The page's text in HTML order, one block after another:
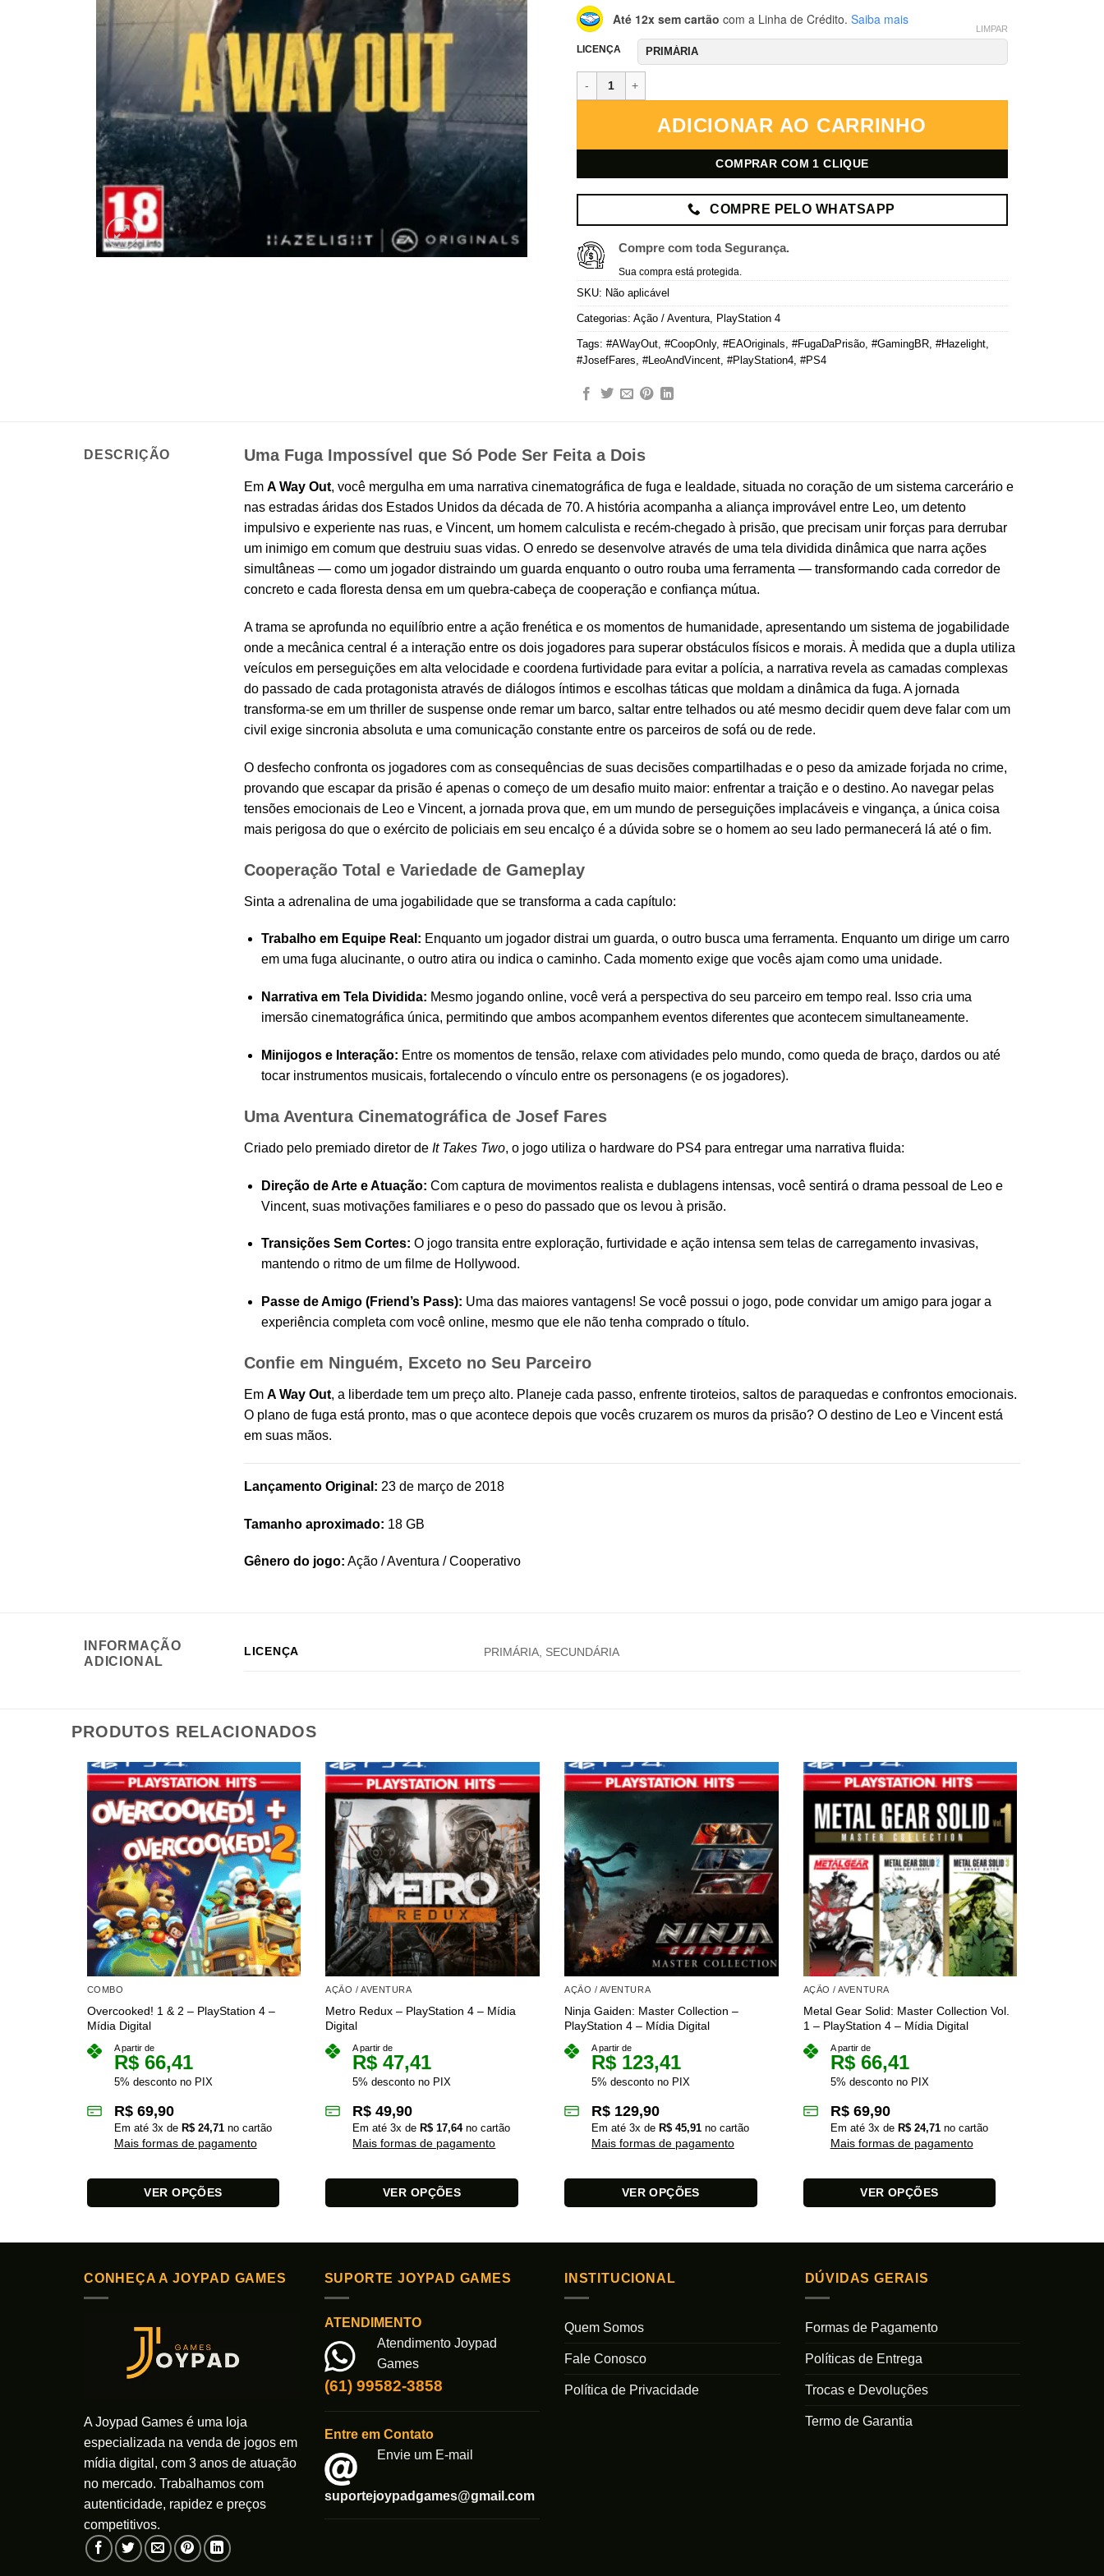
Até 12x sem cartão com a Linha de Crédito. Saiba mais
LICENÇA
LIMPAR
A Way Out – PlayStation 4 – Mídia Digital quantidade
ADICIONAR AO CARRINHO
COMPRAR COM 1 CLIQUE
COMPRE PELO WHATSAPP
Compre com toda Segurança.
Sua compra está protegida.
SKU: Não aplicável
Categorias: Ação / Aventura PlayStation 4
Tags: #AWayOut #CoopOnly, #EAOriginals #FugaDaPrisão #GamingBR #Hazelight
#JosefFares #LeoAndVincent #PlayStation4 #PS4
DESCRIÇÃO Uma Fuga Impossível que Só Pode Ser Feita a Dois
Em A Way Out, você mergulha em uma narrativa cinematográfica de fuga e lealdade, situada no coração de um sistema carcerário e
nas estradas áridas dos Estados Unidos da década de 70. A história acompanha a aliança improvável entre Leo, um detento
impulsivo e experiente nas ruas, e Vincent, um homem calculista e recém-chegado à prisão, que precisam unir forças para derrubar
um inimigo em comum que destruiu suas vidas. O enredo se desenvolve através de uma tela dividida dinâmica que narra ações
simultâneas — como um jogador distraindo um guarda enquanto o outro rouba uma ferramenta — transformando cada corredor de
concreto e cada floresta densa em um quebra-cabeça de cooperação e confiança mútua.
A trama se aprofunda no equilíbrio entre a ação frenética e os momentos de humanidade, apresentando um sistema de jogabilidade
onde a mecânica central é a interação entre os dois jogadores para superar obstáculos físicos e morais. À medida que a dupla utiliza
veículos em perseguições em alta velocidade e coordena furtividade para evitar a polícia, a narrativa revela as camadas complexas
do passado de cada protagonista através de diálogos íntimos e escolhas táticas que moldam a dinâmica da fuga. A jornada
transforma-se em um thriller de suspense onde remar um barco, saltar entre telhados ou até mesmo decidir quem deve falar com um
civil exige sincronia absoluta e uma comunicação constante entre os parceiros de sofá ou de rede.
O desfecho confronta os jogadores com as consequências de suas decisões compartilhadas e o peso da amizade forjada no crime,
provando que escapar da prisão é apenas o começo de um desafio muito maior: enfrentar a traição e o destino. Ao navegar pelas
tensões emocionais de Leo e Vincent, a jornada prova que, em um mundo de perseguições implacáveis e vingança, a única coisa
mais perigosa do que o exército de policiais em seu encalço é a dúvida sobre se o homem ao seu lado permanecerá lá até o fim.
Cooperação Total e Variedade de Gameplay
Sinta a adrenalina de uma jogabilidade que se transforma a cada capítulo:
Trabalho em Equipe Real: Enquanto um jogador distrai um guarda, o outro busca uma ferramenta. Enquanto um dirige um carro
em uma fuga alucinante, o outro atira ou indica o caminho. Cada momento exige que vocês ajam como uma unidade.
Narrativa em Tela Dividida: Mesmo jogando online, você verá a perspectiva do seu parceiro em tempo real. Isso cria uma
imersão cinematográfica única, permitindo que ambos acompanhem eventos diferentes que acontecem simultaneamente.
Minijogos e Interação: Entre os momentos de tensão, relaxe com atividades pelo mundo, como queda de braço, dardos ou até
tocar instrumentos musicais, fortalecendo o vínculo entre os personagens (e os jogadores).
Uma Aventura Cinematográfica de Josef Fares
Criado pelo premiado diretor de It Takes Two, o jogo utiliza o hardware do PS4 para entregar uma narrativa fluida:
Direção de Arte e Atuação: Com captura de movimentos realista e dublagens intensas, você sentirá o drama pessoal de Leo e
Vincent, suas motivações familiares e o peso do passado que os levou à prisão.
Transições Sem Cortes: O jogo transita entre exploração, furtividade e ação intensa sem telas de carregamento invasivas,
mantendo o ritmo de um filme de Hollywood.
Passe de Amigo (Friend’s Pass): Uma das maiores vantagens! Se você possui o jogo, pode convidar um amigo para jogar a
experiência completa com você online, mesmo que ele não tenha comprado o título.
Confie em Ninguém, Exceto no Seu Parceiro
Em A Way Out, a liberdade tem um preço alto. Planeje cada passo, enfrente tiroteios, saltos de paraquedas e confrontos emocionais.
O plano de fuga está pronto, mas o que acontece depois que vocês cruzarem os muros da prisão? O destino de Leo e Vincent está
em suas mãos.
Lançamento Original: 23 de março de 2018
Tamanho aproximado: 18 GB
Gênero do jogo: Ação / Aventura / Cooperativo
INFORMAÇÃO
ADICIONAL
LICENÇA PRIMÁRIA, SECUNDÁRIA
PRODUTOS RELACIONADOS
COMBO
Overcooked! 1 & 2 – PlayStation 4 –
Mídia Digital
A partir de
R$66,41
5% desconto no PIX
R$69,90
Em até 3x de R$24,71no cartão
Mais formas de pagamento
VER OPÇÕES
várias
página
do
produto
AÇÃO / AVENTURA
Metro Redux – PlayStation 4 – Mídia
Digital
A partir de
R$ 47,41
5% desconto no PIX
R$ 49,90
Em até3x de R$ 17,64no cartão
Mais formas de pagamento
VER OPÇÕES
várias
opções
podem
ser
escolhidas
do
produto
AÇÃO / AVENTURA
Ninja Gaiden: Master Collection –
PlayStation 4 – Mídia Digital
A partir de
R$ 123,41
5% desconto no PIX
R$ 129,90
Em até 3x de R$ 45,91 no cartão
Mais formas de pagamento
VER OPÇÕES
várias
opções
ser
escolhidas
AÇÃO / AVENTURA
Metal Gear Solid: Master Collection Vol.
1 – PlayStation 4 – Mídia Digital
A partir de
R$66,41
5% desconto no PIX
R$69,90
Em até 3x de R$24,71no cartão
Mais formas de pagamento
VER OPÇÕES
várias
opções
ser
escolhidas
página
CONHEÇA A JOYPAD GAMES
A Joypad Games é uma loja
especializada na venda de jogos em
mídia digital, com 3 anos de atuação
no mercado. Trabalhamos com
autenticidade, rapidez e preços
competitivos.
SUPORTE JOYPAD GAMES
ATENDIMENTO
Atendimento Joypad
Games
(61) 99582-3858
Entre em Contato
Envie um E-mail
suportejoypadgames@gmail.com
INSTITUCIONAL
Quem Somos
Fale Conosco
Política de Privacidade
DÚVIDAS GERAIS
Formas de Pagamento
Políticas de Entrega
Trocas e Devoluções
Termo de Garantia